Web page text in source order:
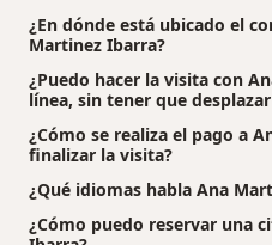
¿En dónde está ubicado el
Martinez Ibarra?
¿Puedo hacer la visita con
línea, sin tener que
¿Cómo se realiza el pago a
finalizar la visita?
¿Qué idiomas habla Ana
¿Cómo puedo reservar una